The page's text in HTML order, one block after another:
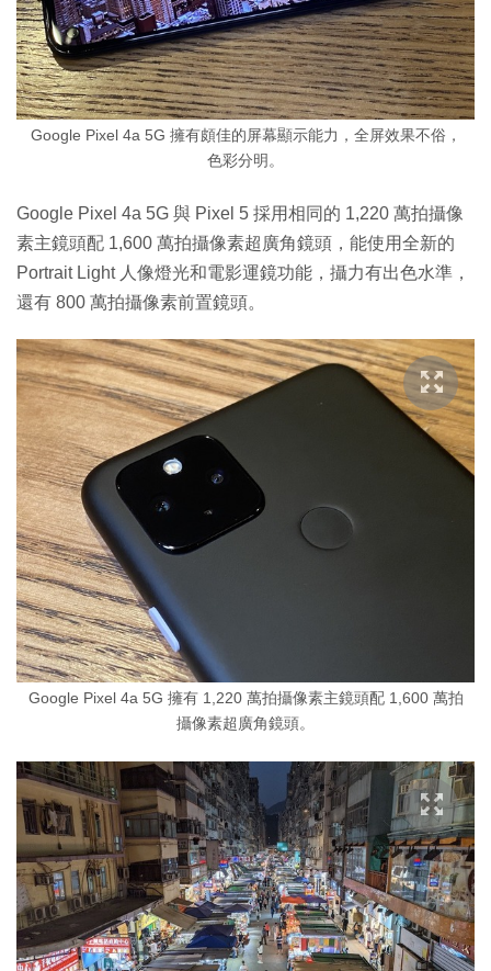
Google Pixel 4a 5G 擁有頗佳的屏幕顯示能力，全屏效果不俗，
色彩分明。
Google Pixel 4a 5G 與 Pixel 5 採用相同的 1,220 萬拍攝像
素主鏡頭配 1,600 萬拍攝像素超廣角鏡頭，能使用全新的
Portrait Light 人像燈光和電影運鏡功能，攝力有出色水準，
還有 800 萬拍攝像素前置鏡頭。
Google Pixel 4a 5G 擁有 1,220 萬拍攝像素主鏡頭配 1,600 萬拍
攝像素超廣角鏡頭。